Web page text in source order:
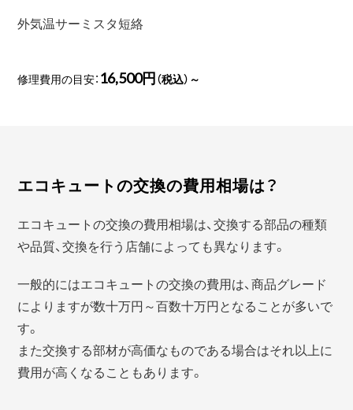
外気温サーミスタ短絡
修理費用の目安： 16,500円（税込）～
エコキュートの交換の費用相場は？
エコキュートの交換の費用相場は、交換する部品の種類
や品質、交換を行う店舗によっても異なります。
一般的にはエコキュートの交換の費用は、商品グレード
によりますが数十万円～百数十万円となることが多いで
す。
また交換する部材が高価なものである場合はそれ以上に
費用が高くなることもあります。